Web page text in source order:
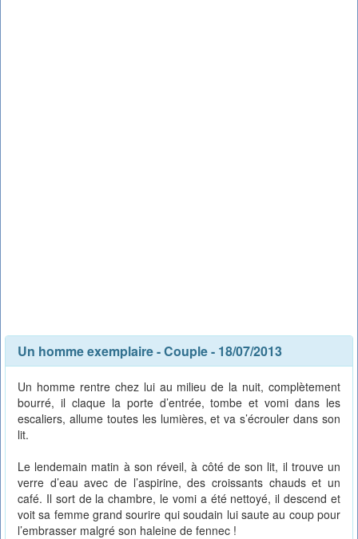
Un homme exemplaire-Couple- 18/07/2013
Un homme rentre chez lui au milieu de la nuit, complètement
bourré, il claque la porte d’entrée, tombe et vomi dans les
escaliers, allume toutes les lumières, et va s’écrouler dans son
lit.
Le lendemain matin à son réveil, à côté de son lit, il trouve un
verre d’eau avec de l’aspirine, des croissants chauds et un
café. Il sort de la chambre, le vomi a été nettoyé, il descend et
voit sa femme grand sourire qui soudain lui saute au coup pour
l’embrasser malgré son haleine de fennec !